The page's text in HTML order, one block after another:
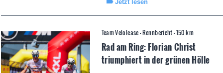
Jetzt lesen
Team Velolease - Rennbericht - 150 km
Rad am Ring: Florian Christ
triumphiert in der grünen Hölle